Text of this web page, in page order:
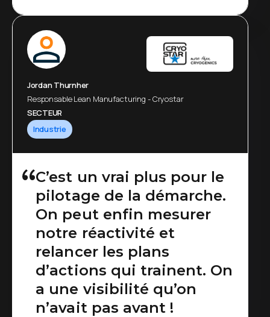
essentielles et gagner en
efficience globale.
Jordan Thurnher
Responsable Lean Manufacturing - Cryostar
SECTEUR
Industrie
C’est un vrai plus pour le
pilotage de la démarche.
On peut enfin mesurer
notre réactivité et
relancer les plans
d’actions qui trainent. On
a une visibilité qu’on
n’avait pas avant !